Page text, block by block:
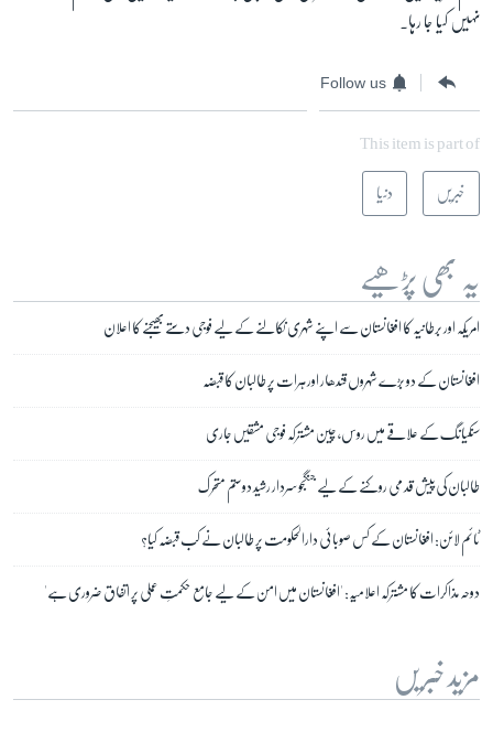
نہیں کیا جا رہا۔
Follow us
This item is part of
خبریں دنیا
یہ بھی پڑھیے
امریکہ اور برطانیہ کا افغانستان سے اپنے شہری نکالنے کے لیے فوجی دستے بھیجنے کا اعلان
افغانستان کے دو بڑے شہروں قندھار اور ہرات پر طالبان کا قبضہ
سنکیانگ کے علاقے میں روس، چین مشترکہ فوجی مشقیں جاری
طالبان کی پیش قدمی روکنے کے لیے جنگجو سردار رشید دوستم متحرک
ٹائم لائن: افغانستان کے کس صوبائی دارالحکومت پر طالبان نے کب قبضہ کیا؟
دوحہ مذاکرات کا مشترکہ اعلامیہ: 'افغانستان میں امن کے لیے جامع حکمتِ عملی پر اتفاق ضروری ہے'
مزید خبریں